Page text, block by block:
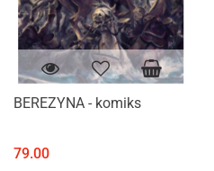
BEREZYNA - komiks
79.00